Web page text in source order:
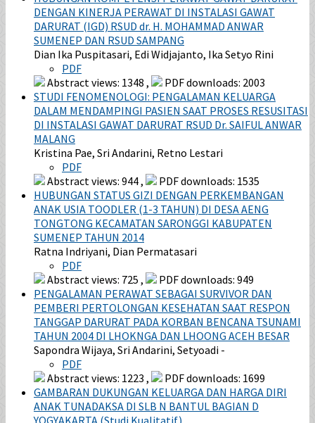
DENGAN KINERJA PERAWAT DI INSTALASI GAWAT
DARURAT (IGD) RSUD dr. H. MOHAMMAD ANWAR
SUMENEP DAN RSUD SAMPANG
Dian Ika Puspitasari, Edi Widjajanto, Ika Setyo Rini
PDF
Abstract views: 1348 ,
PDF downloads: 2003
STUDI FENOMENOLOGI: PENGALAMAN KELUARGA
DALAM MENDAMPINGI PASIEN SAAT PROSES RESUSITASI
DI INSTALASI GAWAT DARURAT RSUD Dr. SAIFUL ANWAR
MALANG
Kristina Pae, Sri Andarini, Retno Lestari
PDF
Abstract views: 944 ,
PDF downloads: 1535
HUBUNGAN STATUS GIZI DENGAN PERKEMBANGAN
ANAK USIA TOODLER (1-3 TAHUN) DI DESA AENG
TONGTONG KECAMATAN SARONGGI KABUPATEN
SUMENEP TAHUN 2014
Ratna Indriyani, Dian Permatasari
PDF
Abstract views: 725 ,
PDF downloads: 949
PENGALAMAN PERAWAT SEBAGAI SURVIVOR DAN
PEMBERI PERTOLONGAN KESEHATAN SAAT RESPON
TANGGAP DARURAT PADA KORBAN BENCANA TSUNAMI
TAHUN 2004 DI LHOKNGA DAN LHOONG ACEH BESAR
Sapondra Wijaya, Sri Andarini, Setyoadi -
PDF
Abstract views: 1223 ,
PDF downloads: 1699
GAMBARAN DUKUNGAN KELUARGA DAN HARGA DIRI
ANAK TUNADAKSA DI SLB N BANTUL BAGIAN D
YOGYAKARTA (Studi Kualitatif)